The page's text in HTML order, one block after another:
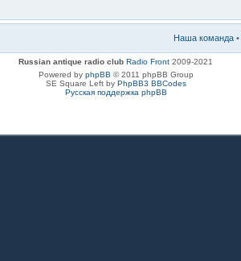
Наша команда •
Russian antique radio club Radio Front 2009-2021
Powered by phpBB © 2011 phpBB Group
SE Square Left by PhpBB3 BBCodes
Русская поддержка phpBB